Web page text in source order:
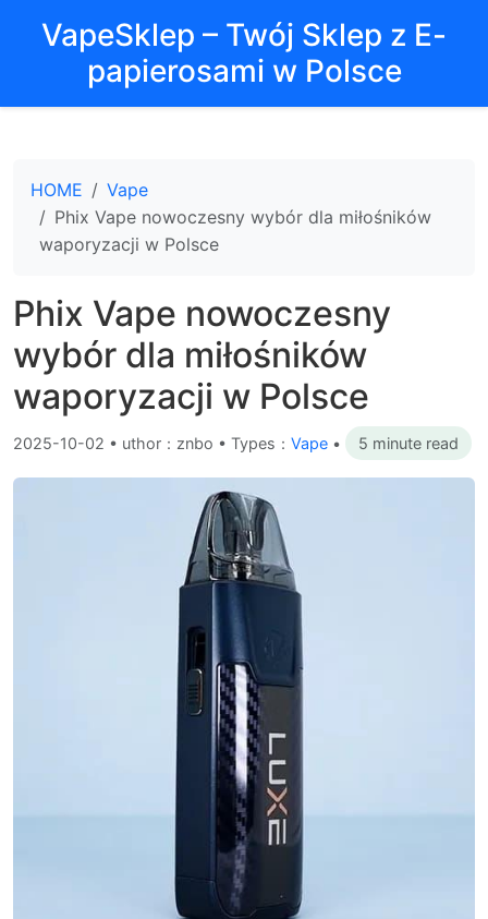
VapeSklep – Twój Sklep z E-
papierosami w Polsce
HOME
Vape
Phix Vape nowoczesny wybór dla miłośników
waporyzacji w Polsce
Phix Vape nowoczesny
wybór dla miłośników
waporyzacji w Polsce
2025-10-02 • uthor：znbo • Types： Vape • 5 minute read